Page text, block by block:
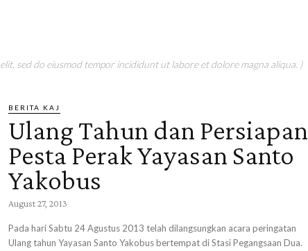
sed do eiusmod tempor incididunt ut labore et dolore magna aliqua. )
BERITA KAJ
Ulang Tahun dan Persiapan
Pesta Perak Yayasan Santo
Yakobus
August 27, 2013
Pada hari Sabtu 24 Agustus 2013 telah dilangsungkan acara peringatan
Ulang tahun Yayasan Santo Yakobus bertempat di Stasi Pegangsaan Dua.